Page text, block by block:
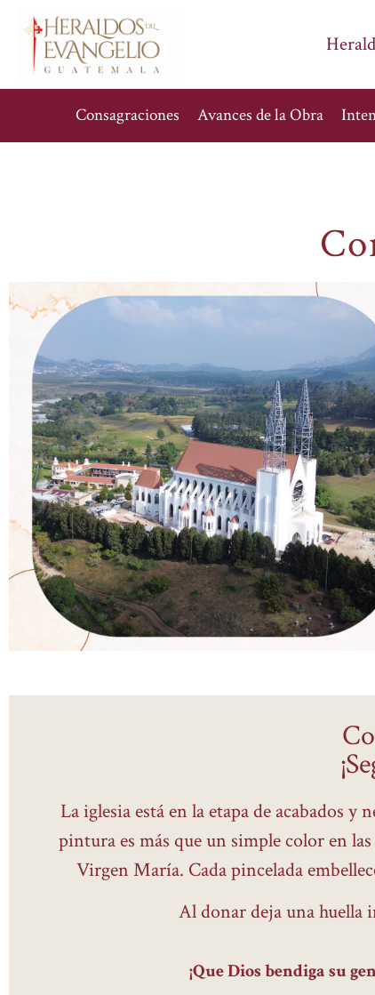
Consagraciones Avances de la Obra
La iglesia está en la etapa de acabados
pintura es más que un simple color en
Virgen María. Cada pincelada
Al donar deja una huella
¡Que Dios bendiga su